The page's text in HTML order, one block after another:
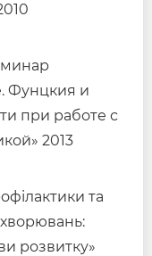
Фунцкия и
при работе с
2013
та
розвитку»